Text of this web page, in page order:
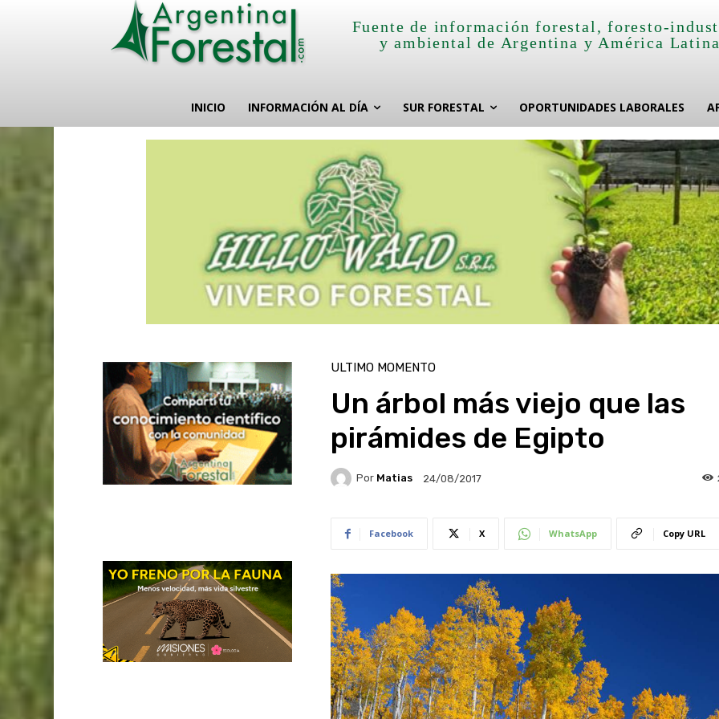
Fuente de información forestal, foresto-
y ambiental de Argentina y América
INICIO INFORMACIÓN AL DÍA SUR FORESTAL OPORTUNIDADES LABORALES
ULTIMO MOMENTO
Un árbol más viejo que las
pirámides de Egipto
Por Matias 24/08/2017
Facebook X WhatsApp Copy URL